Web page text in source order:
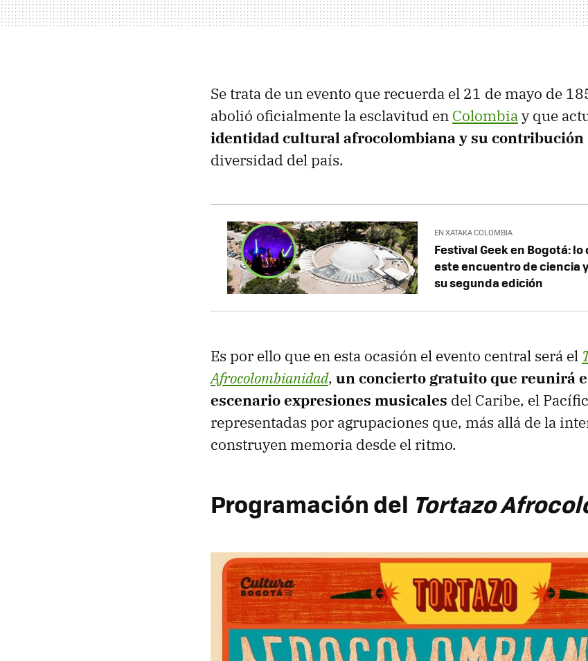
Se trata de un evento que recuerda el 21 de mayo de
abolió oficialmente la esclavitud en Colombiay que
identidad cultural afrocolombiana y su contribución
diversidad del país.
EN XATAKA COLOMBIA
Festival Geek en Bogotá:
este encuentro de ciencia
su segunda edición
Es por ello que en esta ocasión el evento central será el
Afrocolombianidad, un concierto gratuito que reunirá
escenario expresiones musicales del Caribe, el
representadas por agrupaciones que, más allá de la
construyen memoria desde el ritmo.
Programación del Tortazo